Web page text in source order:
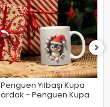
Penguen Yılbaşı Kupa
Bardak - Penguen Kupa